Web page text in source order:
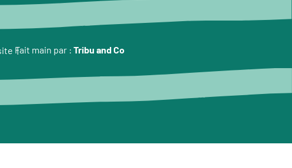
Fait main par : Tribu and Co